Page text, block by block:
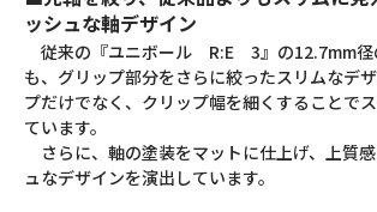
ッシュな軸デザイン
従来の『ユニボール R:E 3』の12.7mm径
も、グリップ部分をさらに絞ったスリムなデ
プだけでなく、クリップ幅を細くすることで
ています。
さらに、軸の塗装をマットに仕上げ、上質
ュなデザインを演出しています。